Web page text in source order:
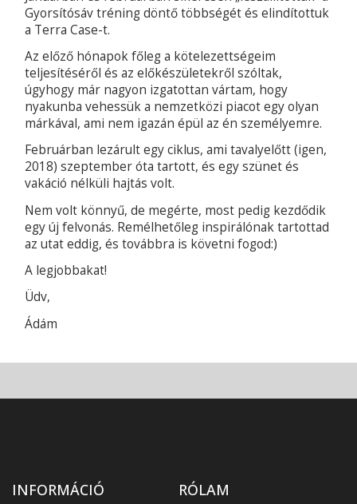
Gyorsítósáv tréning döntő többségét és elindítottuk
a Terra Case-t.
Az előző hónapok főleg a kötelezettségeim
teljesítéséről és az előkészületekről szóltak,
úgyhogy már nagyon izgatottan vártam, hogy
nyakunba vehessük a nemzetközi piacot egy olyan
márkával, ami nem igazán épül az én személyemre.
Februárban lezárult egy ciklus, ami tavalyelőtt (igen,
2018) szeptember óta tartott, és egy szünet és
vakáció nélküli hajtás volt.
Nem volt könnyű, de megérte, most pedig kezdődik
egy új felvonás. Remélhetőleg inspirálónak tartottad
az utat eddig, és továbbra is követni fogod:)
A legjobbakat!
Üdv,
Ádám
INFORMÁCIÓ RÓLAM